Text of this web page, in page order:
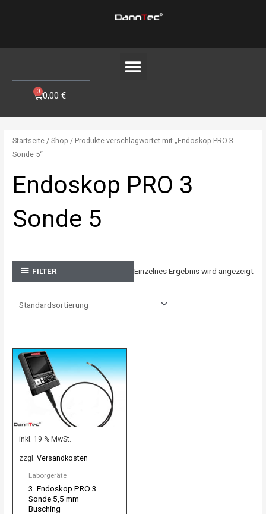
Menü
0,00 €
0 WARENKORB
Startseite /Shop / Produkte verschlagwortet mit „Endoskop PRO 3
Sonde 5“
Endoskop PRO 3
Sonde 5
FILTER Einzelnes Ergebnis wird angezeigt
inkl. 19 % MwSt.
zzgl.Versandkosten
Laborgeräte
3. Endoskop PRO 3
Sonde 5,5 mm
Busching